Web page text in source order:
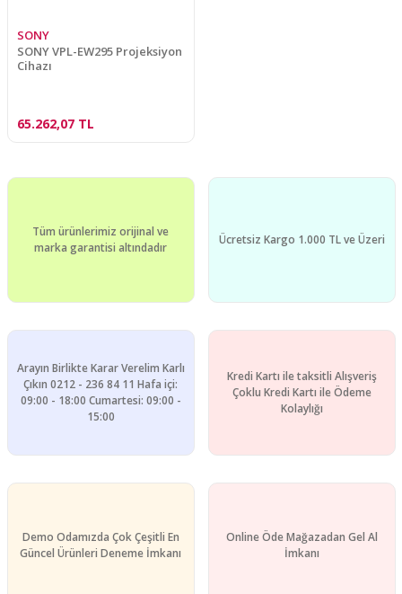
SONY
SONY VPL-EW295 Projeksiyon
Cihazı
65.262,07 TL
Tüm ürünlerimiz orijinal ve
marka garantisi altındadır
Ücretsiz Kargo 1.000 TL ve Üzeri
Arayın Birlikte Karar Verelim Karlı
Çıkın 0212 - 236 84 11 Hafa içi:
09:00 - 18:00 Cumartesi: 09:00 -
15:00
Kredi Kartı ile taksitli Alışveriş
Çoklu Kredi Kartı ile Ödeme
Kolaylığı
Demo Odamızda Çok Çeşitli En
Güncel Ürünleri Deneme İmkanı
Online Öde Mağazadan Gel Al
İmkanı